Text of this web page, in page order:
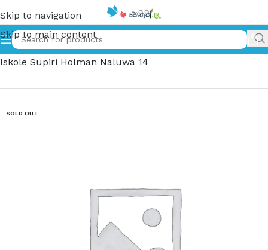
Skip to navigation
Skip to main content
Home»අපේ ඉස්කෝලේ සුපිරි හොල්මන් නළුවා 14 – Ape
Iskole Supiri Holman Naluwa 14
SOLD OUT